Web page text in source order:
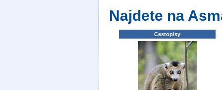
Najdete na
Cestopisy